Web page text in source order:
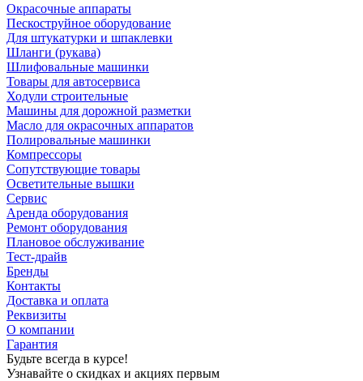
Окрасочные аппараты
Пескоструйное оборудование
Для штукатурки и шпаклевки
Шланги (рукава)
Шлифовальные машинки
Товары для автосервиса
Ходули строительные
Машины для дорожной разметки
Масло для окрасочных аппаратов
Полировальные машинки
Компрессоры
Сопутствующие товары
Осветительные вышки
Сервис
Аренда оборудования
Ремонт оборудования
Плановое обслуживание
Тест-драйв
Бренды
Контакты
Доставка и оплата
Реквизиты
О компании
Гарантия
Будьте всегда в курсе!
Узнавайте о скидках и акциях первым